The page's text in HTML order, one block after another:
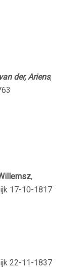
der, Ariens,
,
17-10-1817
22-11-1837